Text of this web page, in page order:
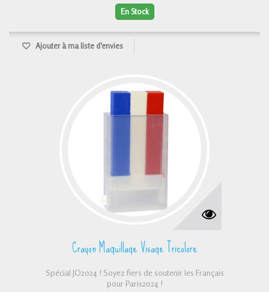
En Stock
Ajouter à ma liste d'envies
Crayon Maquillage Visage Tricolore
Spécial JO2024 ! Soyez fiers de soutenir les Français
pour Paris2024 !